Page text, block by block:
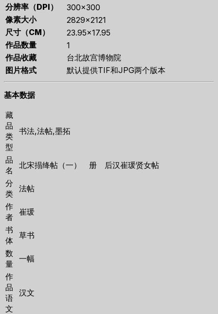
分辨率（DPI）
300×300
像素大小
2829×2121
尺寸（CM）
23.95×17.95
作品数量
1
作品收藏
台北故宫博物院
图片格式
默认提供TIF和JPG两个版本
基本数据
藏
品
类
型
书法,法帖,墨拓
品
名
北宋搨绛帖（一） 册 后汉崔瑗贤女帖
分
类
法帖
作
者
崔瑗
书
体
草书
数
量
一幅
作
品
语
文
汉文